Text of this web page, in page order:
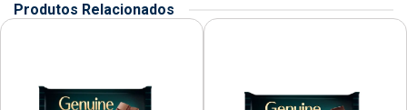
Produtos Relacionados